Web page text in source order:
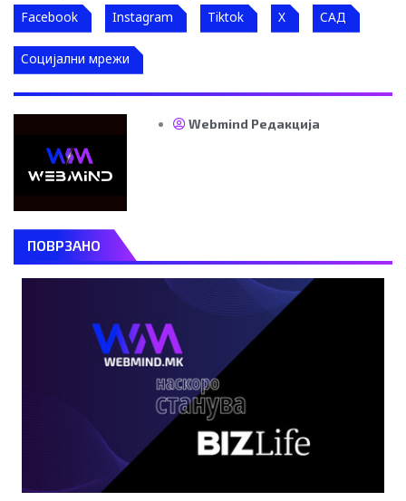
Facebook Instagram Tiktok X САД
Социјални мрежи
Webmind Редакција
ПОВРЗАНО